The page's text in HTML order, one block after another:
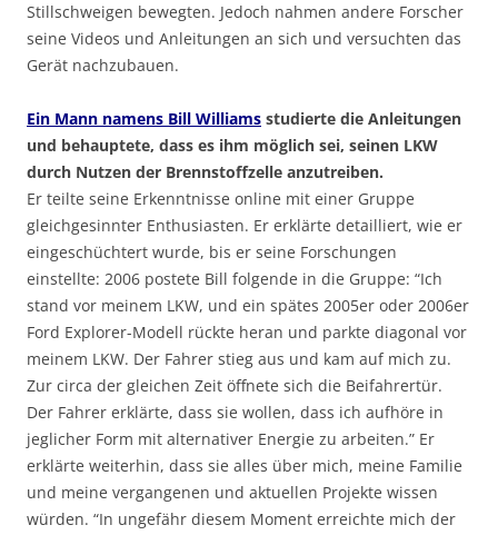
Stillschweigen bewegten. Jedoch nahmen andere Forscher
seine Videos und Anleitungen an sich und versuchten das
Gerät nachzubauen.
Ein Mann namens Bill Williams studierte die Anleitungen
und behauptete, dass es ihm möglich sei, seinen LKW
durch Nutzen der Brennstoffzelle anzutreiben.
Er teilte seine Erkenntnisse online mit einer Gruppe
gleichgesinnter Enthusiasten. Er erklärte detailliert, wie er
eingeschüchtert wurde, bis er seine Forschungen
einstellte: 2006 postete Bill folgende in die Gruppe: “Ich
stand vor meinem LKW, und ein spätes 2005er oder 2006er
Ford Explorer-Modell rückte heran und parkte diagonal vor
meinem LKW. Der Fahrer stieg aus und kam auf mich zu.
Zur circa der gleichen Zeit öffnete sich die Beifahrertür.
Der Fahrer erklärte, dass sie wollen, dass ich aufhöre in
jeglicher Form mit alternativer Energie zu arbeiten.” Er
erklärte weiterhin, dass sie alles über mich, meine Familie
und meine vergangenen und aktuellen Projekte wissen
würden. “In ungefähr diesem Moment erreichte mich der